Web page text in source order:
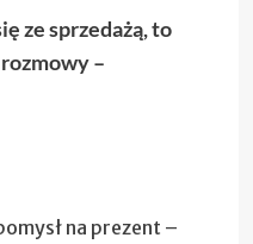
ze sprzedażą, to
–
na prezent –